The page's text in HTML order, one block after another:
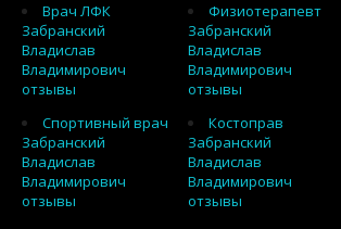
Врач ЛФК
Забранский
Владислав
Владимирович
отзывы
Физиотерапевт
Забранский
Владислав
Владимирович
отзывы
Спортивный врач
Забранский
Владислав
Владимирович
отзывы
Костоправ
Забранский
Владислав
Владимирович
отзывы